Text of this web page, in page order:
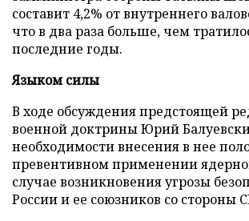
составит 4,2% от внутреннего
что в два раза больше, чем
последние годы.
Языком силы
В ходе обсуждения предстоящей
военной доктрины Юрий
необходимости внесения в нее
превентивном применении
случае возникновения угрозы
России и ее союзников со